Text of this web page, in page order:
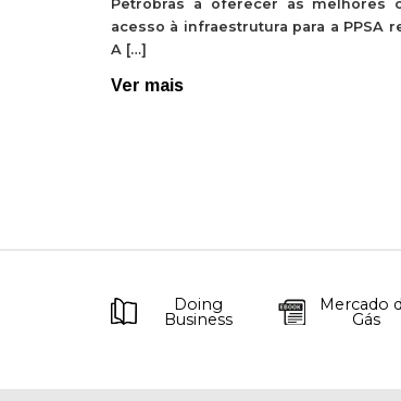
Petrobras a oferecer as melhores
acesso à infraestrutura para a PPSA
A […]
Ver mais
Doing
Business
Mercado
Gás